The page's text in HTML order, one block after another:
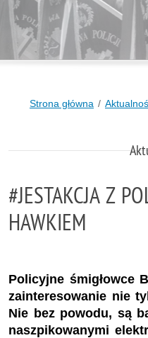
Strona główna
#JESTAKCJA Z
HAWKIEM
Policyjne śmigłowce
zainteresowanie nie
Nie bez powodu, są
naszpikowanymi